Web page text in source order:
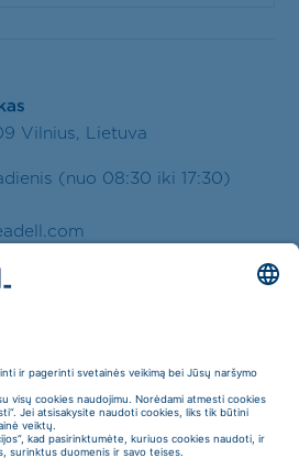
Vilnius, Lietuva
(nuo 08:30 iki 17:30)